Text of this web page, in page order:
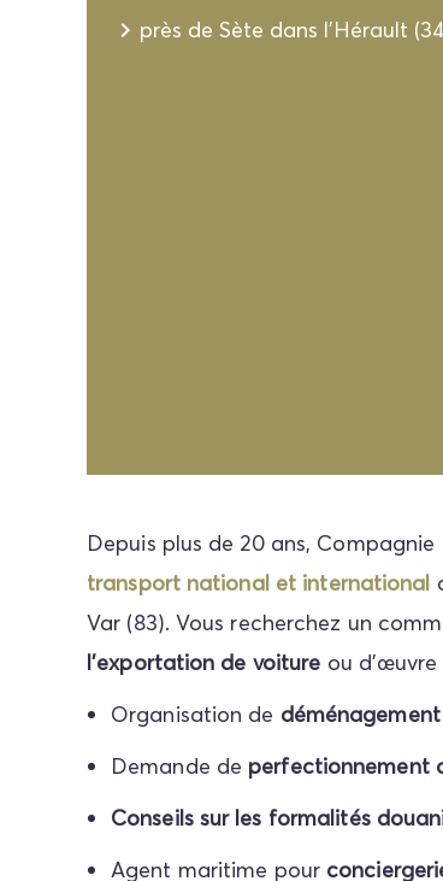
navigate_next près de Sète dans l'Hérault
Depuis plus de 20 ans,
transport national et international
Var (83). Vous recherchez un
l'exportation de voiture ou d'œuvre
Organisation de déménagement
Demande de perfectionnement
Conseils sur les formalités
Agent maritime pour